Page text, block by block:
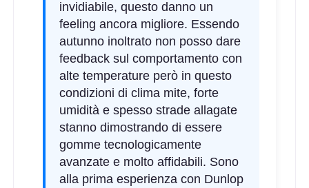
invidiabile, questo danno un
feeling ancora migliore. Essendo
autunno inoltrato non posso dare
feedback sul comportamento con
alte temperature però in questo
condizioni di clima mite, forte
umidità e spesso strade allagate
stanno dimostrando di essere
gomme tecnologicamente
avanzate e molto affidabili. Sono
alla prima esperienza con Dunlop